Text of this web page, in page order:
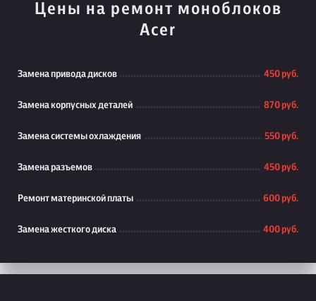
Цены на ремонт моноблоков
Acer
Замена привода дисков 450 руб.
Замена корпусных деталей 870 руб.
Замена системы охлаждения 550 руб.
Замена разъемов 450 руб.
Ремонт материнской платы 600 руб.
Замена жесткого диска 400 руб.